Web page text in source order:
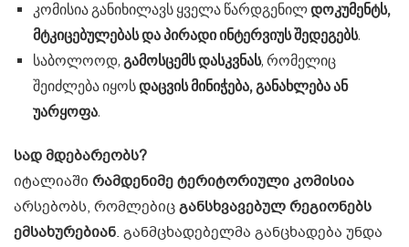
კომისია განიხილავს ყველა წარდგენილდოკუმენტს,
მტკიცებულებას და პირადი ინტერვიუს შედეგებს.
საბოლოოდ, გამოსცემს დასკვნას, რომელიც
შეიძლება იყოსდაცვის მინიჭება, განახლება ან
უარყოფა.
სად მდებარეობს?
იტალიაში რამდენიმე ტერიტორიული კომისია
არსებობს, რომლებიცგანსხვავებულ რეგიონებს
ემსახურებიან. განმცხადებელმა განცხადება უნდა